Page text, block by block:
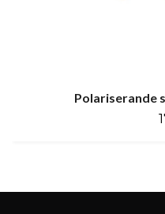
Polariserande